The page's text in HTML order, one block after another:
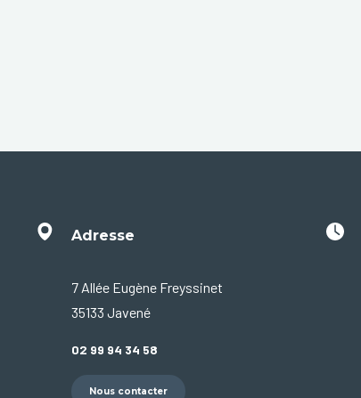
Adresse
7 Allée Eugène Freyssinet
35133 Javené
02 99 94 34 58
Nous contacter